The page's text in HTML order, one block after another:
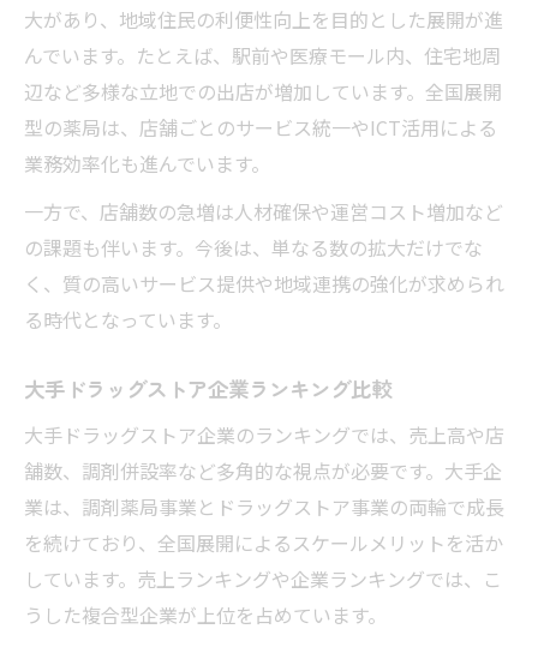
大があり、地域住民の利便性向上を目的とした展開が進
んでいます。たとえば、駅前や医療モール内、住宅地周
辺など多様な立地での出店が増加しています。全国展開
型の薬局は、店舗ごとのサービス統一やICT活用による
業務効率化も進んでいます。
一方で、店舗数の急増は人材確保や運営コスト増加など
の課題も伴います。今後は、単なる数の拡大だけでな
く、質の高いサービス提供や地域連携の強化が求められ
る時代となっています。
大手ドラッグストア企業ランキング比較
大手ドラッグストア企業のランキングでは、売上高や店
舗数、調剤併設率など多角的な視点が必要です。大手企
業は、調剤薬局事業とドラッグストア事業の両輪で成長
を続けており、全国展開によるスケールメリットを活か
しています。売上ランキングや企業ランキングでは、こ
うした複合型企業が上位を占めています。